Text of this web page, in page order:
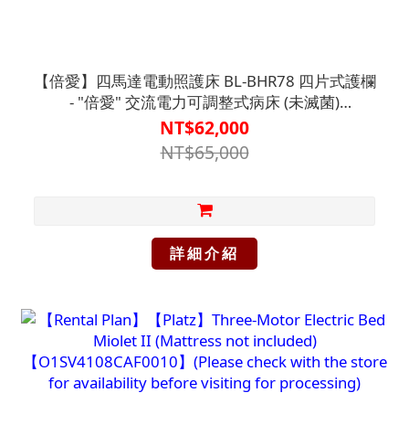
【倍愛】四馬達電動照護床 BL-BHR78 四片式護欄
- "倍愛" 交流電力可調整式病床 (未滅菌)
【B2BD4133GRA0000】
NT$62,000
NT$65,000
詳細介紹